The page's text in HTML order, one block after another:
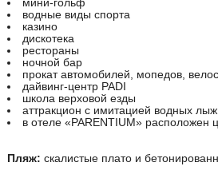
водные виды спорта
казино
дискотека
рестораны
ночной бар
прокат автомобилей, мопедов,
дайвинг-центр PADI
школа верховой езды
аттракцион с имитацией водных лыж
в отеле «PARENTIUM» расположен
Пляж: скалистые плато и